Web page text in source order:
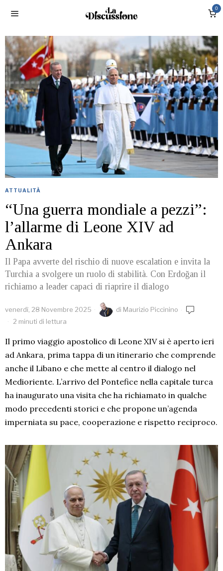
0
ATTUALITÀ
“Una guerra mondiale a pezzi”:
l’allarme di Leone XIV ad
Ankara
Il Papa avverte del rischio di nuove escalation e invita la
Turchia a svolgere un ruolo di stabilità. Con Erdoğan il
richiamo a leader capaci di riaprire il dialogo
venerdì, 28 Novembre 2025 di Maurizio Piccinino
2 minuti di lettura
Il primo viaggio apostolico di Leone XIV si è aperto ieri
ad Ankara, prima tappa di un itinerario che comprende
anche il Libano e che mette al centro il dialogo nel
Medioriente. L’arrivo del Pontefice nella capitale turca
ha inaugurato una visita che ha richiamato in qualche
modo precedenti storici e che propone un’agenda
imperniata su pace, cooperazione e rispetto reciproco.